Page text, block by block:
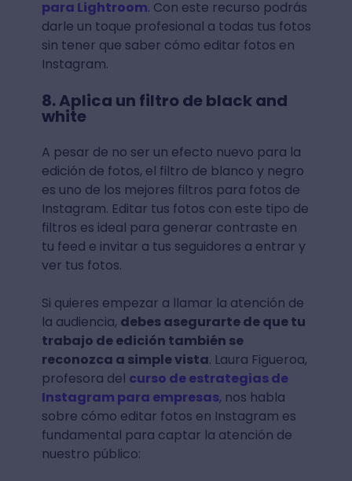
para Lightroom. Con este recurso podrás
darle un toque profesional a todas tus fotos
sin tener que saber cómo editar fotos en
Instagram.
8. Aplica un filtro de black and
white
A pesar de no ser un efecto nuevo para la
edición de fotos, el filtro de blanco y negro
es uno de los mejores filtros para fotos de
Instagram. Editar tus fotos con este tipo de
filtros es ideal para generar contraste en
tu feed e invitar a tus seguidores a entrar y
ver tus fotos.
Si quieres empezar a llamar la atención de
la audiencia, debes asegurarte de que tu
trabajo de edición también se
reconozca a simple vista. Laura Figueroa,
profesora del curso de estrategias de
Instagram para empresas, nos habla
sobre cómo editar fotos en Instagram es
fundamental para captar la atención de
nuestro público: